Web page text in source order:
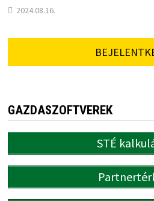
2024.08.16.
GAZDASZOFTVEREK
STÉ